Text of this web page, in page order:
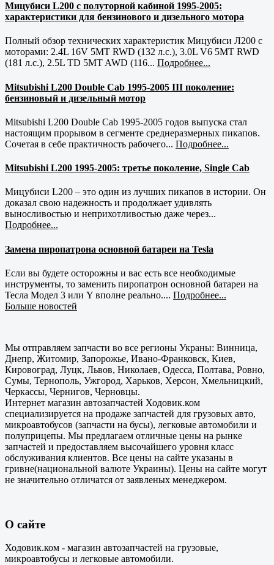
Мицубиси L200 с полуторной кабиной 1995-2005:
характеристики для бензинового и дизельного мотора
Полный обзор технических характеристик Мицубиси Л200 с
моторами: 2.4L 16V 5MT RWD (132 л.с.), 3.0L V6 5MT RWD
(181 л.с.), 2.5L TD 5MT AWD (116... Подробнее...
Mitsubishi L200 Double Cab 1995-2005 III поколение:
бензиновый и дизельный мотор
Mitsubishi L200 Double Cab 1995-2005 годов выпуска стал
настоящим прорывом в сегменте среднеразмерных пикапов.
Сочетая в себе практичность рабочего... Подробнее...
Mitsubishi L200 1995-2005: третье поколение, Single Cab
Мицубиси L200 – это один из лучших пикапов в истории. Он
доказал свою надежность и продолжает удивлять
выносливостью и неприхотливостью даже через...
Подробнее...
Замена пиропатрона основной батареи на Tesla
Если вы будете осторожны и вас есть все необходимые
инструменты, то заменить пиропатрон основной батареи на
Тесла Модел 3 или Y вполне реально.... Подробнее...
Больше новостей
Мы отправляем запчасти во все регионы Украны: Винница,
Днепр, Житомир, Запорожье, Ивано-Франковск, Киев,
Кировоград, Луцк, Львов, Николаев, Одесса, Полтава, Ровно,
Сумы, Тернополь, Ужгород, Харьков, Херсон, Хмельницкий,
Черкассы, Чернигов, Черновцы.
Интернет магазин автозапчастей Ходовик.ком
специализируется на продаже запчастей для грузовых авто,
микроавтобусов (запчасти на бусы), легковые автомобили и
полуприцепы. Мы предлагаем отличные цены на рынке
запчастей и предоставляем высочайшего уровня класс
обслуживания клиентов. Все цены на сайте указаны в
гривне(национальной валюте Украины). Цены на сайте могут
не значительно отличатся от заявленых менеджером.
О сайте
Ходовик.ком - магазин автозапчастей на грузовые,
микроавтобусы и легковые автомобили.